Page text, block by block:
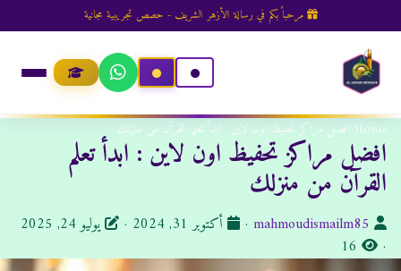
مرحباً بكم في رسالة الأزهر الشريف - حصص تجريبية مجانية
Home افضل مراكز تحفيظ اون لاين : ابدأ تعلم القرآن من منزلك
افضل مراكز تحفيظ اون لاين : ابدأ تعلم
القرآن من منزلك
ل
mahmoudismailm85
·
تأكتوبر 31, 2024 ·
يوليو 24, 2025
·
16